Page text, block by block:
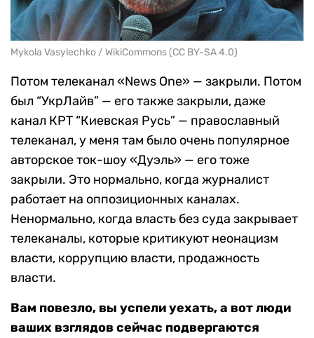
Mykola Vasylechko / WikiCommons (CC BY-SA 4.0)
Потом телеканал «News Оne» — закрыли. Потом
был “УкрЛайв” — его также закрыли, даже
канал КРТ “Киевская Русь” — православный
телеканал, у меня там было очень популярное
авторское ток-шоу «Дуэль» — его тоже
закрыли. Это нормально, когда журналист
работает на оппозиционных каналах.
Ненормально, когда власть без суда закрывает
телеканалы, которые критикуют неонацизм
власти, коррупцию власти, продажность
власти.
Вам повезло, вы успели уехать, а вот люди
ваших взглядов сейчас подвергаются